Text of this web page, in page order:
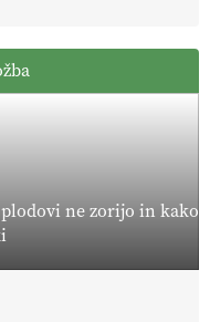
ne zorijo in kako